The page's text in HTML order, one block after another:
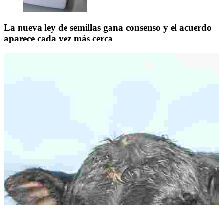
La nueva ley de semillas gana consenso y el acuerdo
aparece cada vez más cerca